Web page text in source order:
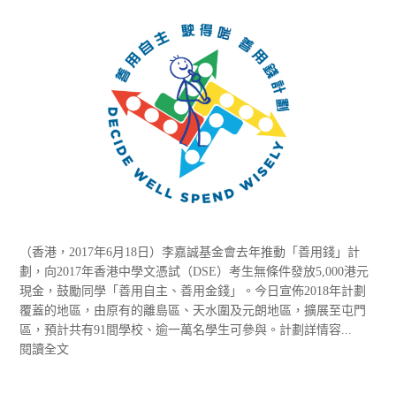
（香港，2017年6月18日）李嘉誠基金會去年推動「善用錢」計
劃，向2017年香港中學文憑試（DSE）考生無條件發放5,000港元
現金，鼓勵同學「善用自主、善用金錢」。今日宣佈2018年計劃
覆蓋的地區，由原有的離島區、天水圍及元朗地區，擴展至屯門
區，預計共有91間學校、逾一萬名學生可參與。計劃詳情容...
閱讀全文